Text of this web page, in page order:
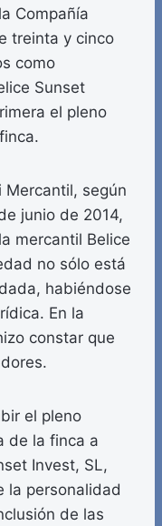
Compañía
treinta y cinco
como
Sunset
el pleno
Mercantil, según
junio de 2014,
mercantil Belice
no sólo está
habiéndose
En la
constar que
el pleno
de la finca a
Invest, SL,
la personalidad
de las